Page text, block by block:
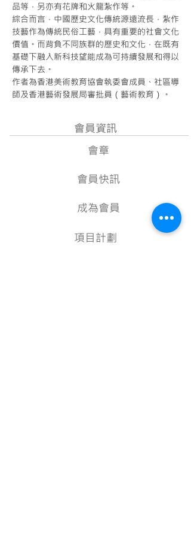
Next
品等，另亦有花牌和火龍紮作等。
綜合而言，中國歷史文化傳統源遠流長，紮作
技藝作為傳統民俗工藝，具有重要的社會文化
價值。而背負不同族群的歷史和文化，在既有
基礎下融入新科技望能成為可持續發展和得以
傳承下去。
作者為香港美術教育協會執委會成員、社區導
師及香港藝術發展局審批員（藝術教育）。
會員資訊
會章
會員快訊
成為會員
項目計劃